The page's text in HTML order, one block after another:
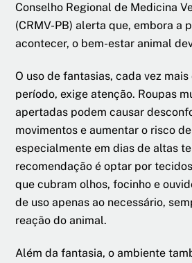
Conselho Regional de Medicina
(CRMV-PB) alerta que, embora a
acontecer, o bem-estar animal
O uso de fantasias, cada vez
período, exige atenção. Roupas
apertadas podem causar
movimentos e aumentar o risco
especialmente em dias de altas
recomendação é optar por
que cubram olhos, focinho e
de uso apenas ao necessário,
reação do animal.
Além da fantasia, o ambiente